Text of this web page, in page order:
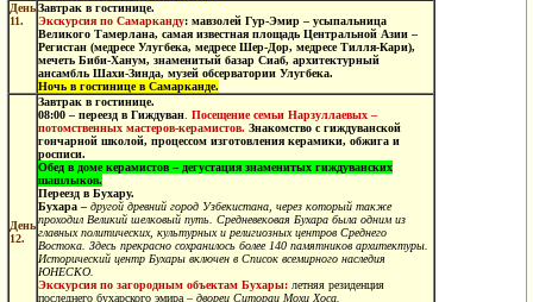
День
11.
Завтрак в гостинице.
Экскурсия по Самарканду: мавзолей Гур-Эмир – усыпальница
Великого Тамерлана, самая известная площадь Центральной Азии –
Регистан (медресе Улугбека, медресе Шер-Дор, медресе Тилля-Кари),
мечеть Биби-Ханум, знаменитый базар Сиаб, архитектурный
ансамбль Шахи-Зинда, музей обсерватории Улугбека.
Ночь в гостинице в Самарканде.
День
12.
Завтрак в гостинице.
08:00 – переезд в Гиждуван Посещение семьи Нарзуллаевых –
потомственных мастеров-керамистов. Знакомство с гиждуванской
гончарной школой, процессом изготовления керамики, обжига и
росписи.
Обед в доме керамистов – дегустация знаменитых гиждуванских
шашлыков.
Переезд в Бухару.
Бухара – другой древний город Узбекистана, через который также
проходил Великий шелковый путь. Средневековая Бухара была одним из
главных политических, культурных и религиозных центров Среднего
Востока. Здесь прекрасно сохранилось более 140 памятников архитектуры.
Исторический центр Бухары включен в Список всемирного наследия
ЮНЕСКО.
Экскурсия по загородным объектам Бухары: летняя резиденция
последнего бухарского эмира – дворец Ситораи Мохи Хоса.